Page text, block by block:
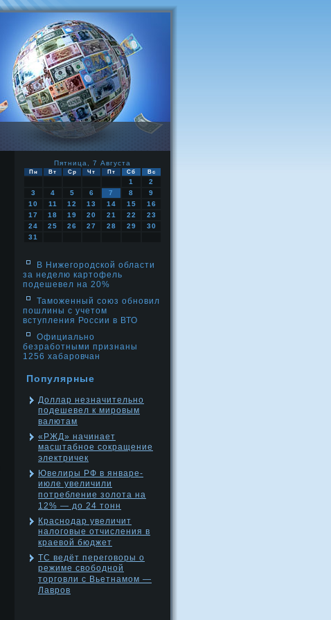
Пятница, 7 Августа
Пн Вт Ср Чт Пт Сб Вс
1
2
3
4 5 6 7 8
9
10
11 12 13 14 15
16
17
18 19 20 21 22
23
24
25 26 27 28 29
30
31
В Нижегородской области
за неделю картофель
подешевел на 20%
Таможенный союз обновил
пошлины с учетом
вступления России в ВТО
Официально
безработными признаны
1256 хабаровчан
Популярные
Доллар незначительно
подешевел к мировым
валютам
«РЖД» начинает
масштабное сокращение
электричек
Ювелиры РФ в январе-
июле увеличили
потребление золота на
12% — до 24 тонн
Краснодар увеличит
налоговые отчисления в
краевой бюджет
ТС ведёт переговоры о
режиме свободной
торговли с Вьетнамом —
Лавров